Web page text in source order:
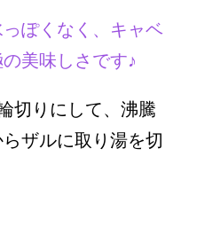
ぽくなく、キャベ
美味しさです♪
切りにして、沸騰
ザルに取り湯を切